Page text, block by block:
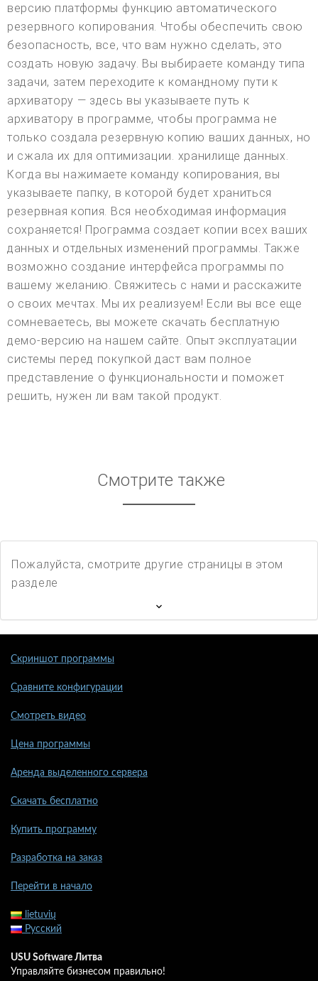
версию платформы функцию автоматического
резервного копирования. Чтобы обеспечить свою
безопасность, все, что вам нужно сделать, это
создать новую задачу. Вы выбираете команду типа
задачи, затем переходите к командному пути к
архиватору — здесь вы указываете путь к
архиватору в программе, чтобы программа не
только создала резервную копию ваших данных, но
и сжала их для оптимизации. хранилище данных.
Когда вы нажимаете команду копирования, вы
указываете папку, в которой будет храниться
резервная копия. Вся необходимая информация
сохраняется! Программа создает копии всех ваших
данных и отдельных изменений программы. Также
возможно создание интерфейса программы по
вашему желанию. Свяжитесь с нами и расскажите
о своих мечтах. Мы их реализуем! Если вы все еще
сомневаетесь, вы можете скачать бесплатную
демо-версию на нашем сайте. Опыт эксплуатации
системы перед покупкой даст вам полное
представление о функциональности и поможет
решить, нужен ли вам такой продукт.
Смотрите также
Пожалуйста, смотрите другие страницы в этом
разделе
Скриншот программы
Сравните конфигурации
Смотреть видео
Цена программы
Аренда выделенного сервера
Скачать бесплатно
Купить программу
Разработка на заказ
Перейти в начало
lietuvių
Русский
USU Software Литва
Управляйте бизнесом правильно!